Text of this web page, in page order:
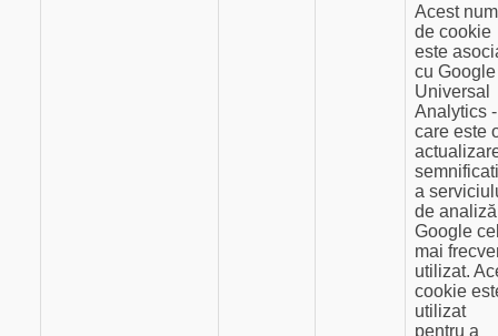
Acest
de cookie
este
cu Google
Universal
Analytics -
care este
a
de analiză
Google
mai
utilizat.
cookie
utilizat
pentru a